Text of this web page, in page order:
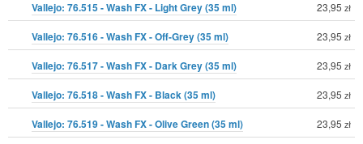
Vallejo: 76.515 - Wash FX - Light Grey (35 ml) 23,95 zł
Vallejo: 76.516 - Wash FX - Off-Grey (35 ml) 23,95 zł
Vallejo: 76.517 - Wash FX - Dark Grey (35 ml) 23,95 zł
Vallejo: 76.518 - Wash FX - Black (35 ml) 23,95 zł
Vallejo: 76.519 - Wash FX - Olive Green (35 ml) 23,95 zł